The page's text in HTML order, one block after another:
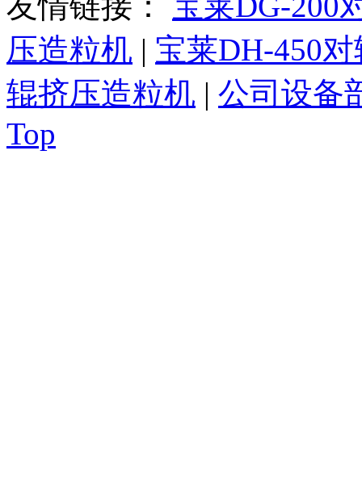
压造粒机 | 宝莱DH-450
辊挤压造粒机 | 公司设备
Top